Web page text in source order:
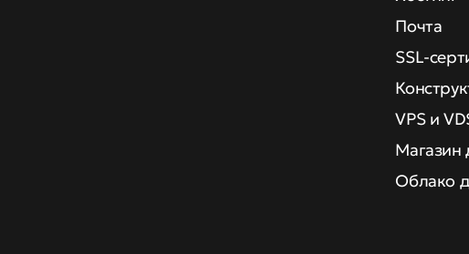
Почта
SSL-
VPS и
Магазин
Облако